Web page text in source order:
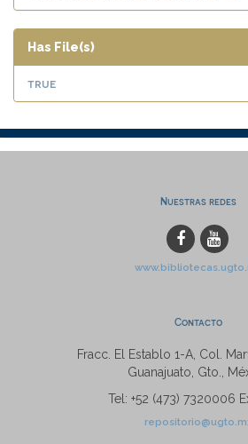
Has File(s)
true
Nuestras redes
Contacto
Fracc. El Establo 1-A, Col.
Guanajuato, Gto.,
Tel: +52 (473) 7320006